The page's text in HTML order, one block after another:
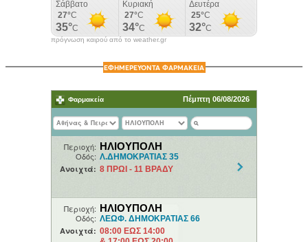
πρόγνωση καιρού από το weather.gr
ΕΦΗΜΕΡΕΥΟΝΤΑ ΦΑΡΜΑΚΕΙΑ